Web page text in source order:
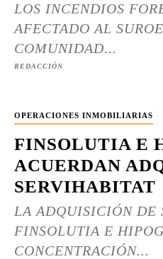
LOS INCENDIOS
AFECTADO AL
COMUNIDAD...
REDACCIÓN
OPERACIONES INMOBILIARIAS
FINSOLUTIA E
ACUERDAN
SERVIHABITAT
LA ADQUISICIÓN DE
FINSOLUTIA E
CONCENTRACIÓN...